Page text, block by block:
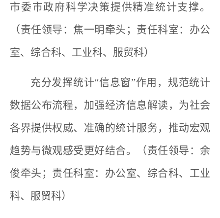
市委市政府科学决策提供精准统计支撑。
（责任领导：焦一明牵头；责任科室：办公
室、综合科、工业科、服贸科）
充分发挥统计“信息窗”作用，规范统计
数据公布流程，加强经济信息解读，为社会
各界提供权威、准确的统计服务，推动宏观
趋势与微观感受更好结合。（责任领导：余
俊牵头；责任科室：办公室、综合科、工业
科、服贸科）